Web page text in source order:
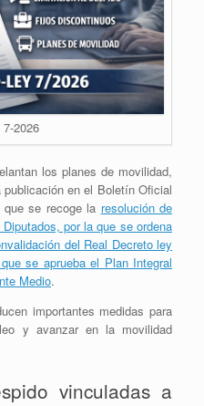
7-2026
los planes de movilidad,
en el Boletín Oficial
se recoge la resolución de
por la que se ordena
del Real Decreto ley
se aprueba el Plan Integral
Medio.
importantes medidas para
y avanzar en la movilidad
vinculadas a